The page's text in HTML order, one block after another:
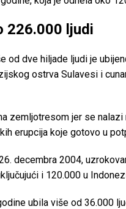
226.000 ljudi
od dve hiljade ljudi je
ostrva Sulavesi i
zemljotresom jer se nalazi
erupcija koje gotovo u
decembra 2004,
i 120.000 u
ubila više od 36.000